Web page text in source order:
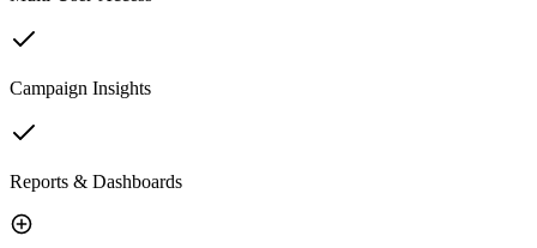
Campaign Insights
Reports & Dashboards